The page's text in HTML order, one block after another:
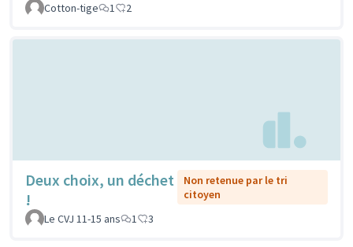
Cotton-tige
1 2
Deux choix, un déchet
!
Non retenue par le tri
citoyen
Le CVJ 11-15 ans
1 3